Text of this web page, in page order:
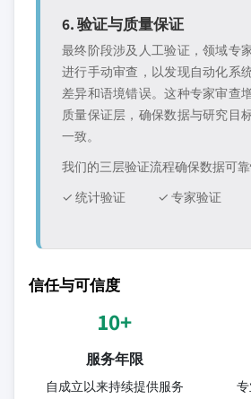
6. 验证与质量保证
最终阶段涉及人工验证，领域专
进行手动审查，以发现自动化系
差异和语境错误。这种专家审查
质量保证层，确保数据与研究目
一致。
我们的三层验证流程确保数据可靠
✓ 统计验证
✓ 专家验证
信任与可信度
10+
服务年限
自成立以来持续提供服务